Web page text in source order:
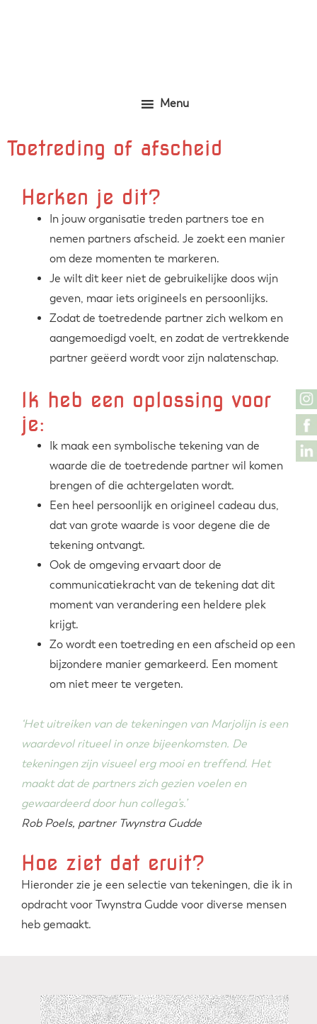
Menu
Toetreding of afscheid
Herken je dit?
In jouw organisatie treden partners toe en
nemen partners afscheid. Je zoekt een manier
om deze momenten te markeren.
Je wilt dit keer niet de gebruikelijke doos wijn
geven, maar iets origineels en persoonlijks.
Zodat de toetredende partner zich welkom en
aangemoedigd voelt, en zodat de vertrekkende
partner geëerd wordt voor zijn nalatenschap.
Ik heb een oplossing voor
je:
Ik maak een symbolische tekening van de
waarde die de toetredende partner wil komen
brengen of die achtergelaten wordt.
Een heel persoonlijk en origineel cadeau dus,
dat van grote waarde is voor degene die de
tekening ontvangt.
Ook de omgeving ervaart door de
communicatiekracht van de tekening dat dit
moment van verandering een heldere plek
krijgt.
Zo wordt een toetreding en een afscheid op een
bijzondere manier gemarkeerd. Een moment
om niet meer te vergeten.
‘Het uitreiken van de tekeningen van Marjolijn is een
waardevol ritueel in onze bijeenkomsten. De
tekeningen zijn visueel erg mooi en treffend. Het
maakt dat de partners zich gezien voelen en
gewaardeerd door hun collega’s.’
Rob Poels, partner Twynstra Gudde
Hoe ziet dat eruit?
Hieronder zie je een selectie van tekeningen, die ik in
opdracht voor Twynstra Gudde voor diverse mensen
heb gemaakt.